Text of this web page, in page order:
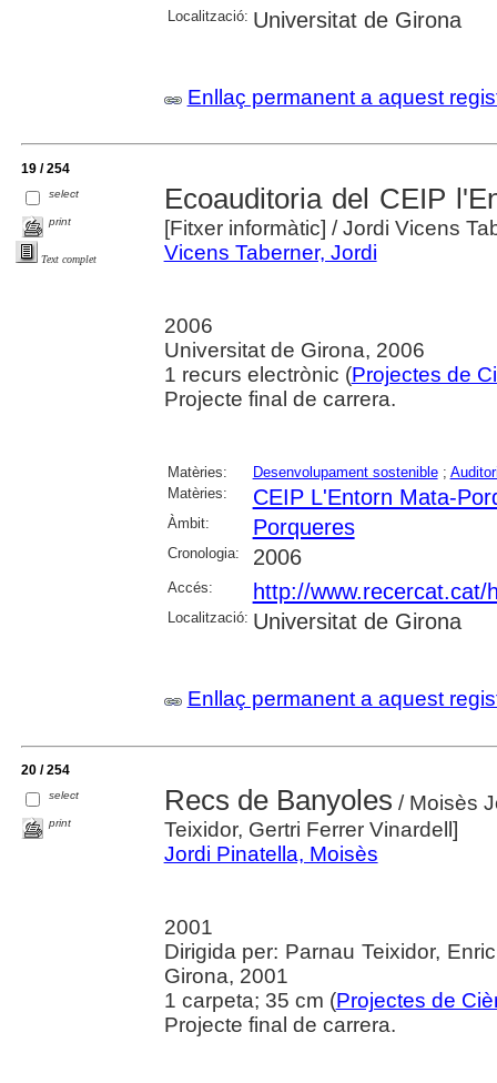
Localització: Universitat de Girona
Enllaç permanent a aquest
19 / 254
select
print
Text complet
Ecoauditoria del CEIP
[Fitxer informàtic] / Jordi Vicens
Vicens Taberner, Jordi
2006
Universitat de Girona, 2006
1 recurs electrònic (Projectes de
Projecte final de carrera.
Matèries: Desenvolupament sostenible;
Matèries:
CEIP L'Entorn Mata-
Àmbit: Porqueres
Cronologia: 2006
Accés: http://www.recercat.cat/
Localització: Universitat de Girona
Enllaç permanent a aquest
20 / 254
select
print
Recs de Banyoles / Moisès
Teixidor, Gertri Ferrer Vinardell]
Jordi Pinatella, Moisès
2001
Dirigida per: Parnau Teixidor,
Girona, 2001
1 carpeta; 35 cm (Projectes de
Projecte final de carrera.